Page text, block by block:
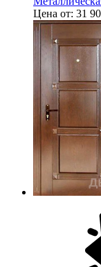
Цена от: 31